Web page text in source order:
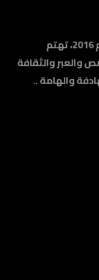
مدونة سودانية تم تأسيسها في العام 2016، تهتم
والعبر والثقافة
والهامة ..